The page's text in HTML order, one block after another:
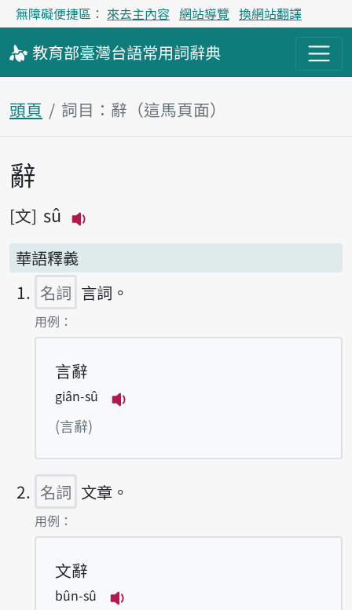
無障礙便捷區： 來去主內容 網站導覽 換網站翻譯
教育部臺灣台語常用詞辭典
頭頁 詞目：辭（這馬頁面）
主內容區
辭
文 sû
華語釋義
名詞 言詞。
第1項釋義的
用例：
言辭
giân-sû
(言辭)
名詞 文章。
第2項釋義的
用例：
文辭
bûn-sû